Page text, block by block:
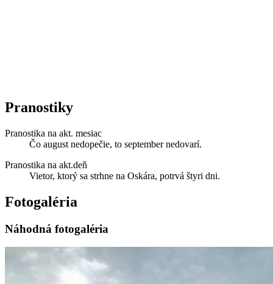
Pranostiky
Pranostika na akt. mesiac
Čo august nedopečie, to september nedovarí.
Pranostika na akt.deň
Vietor, ktorý sa strhne na Oskára, potrvá štyri dni.
Fotogaléria
Náhodná fotogaléria